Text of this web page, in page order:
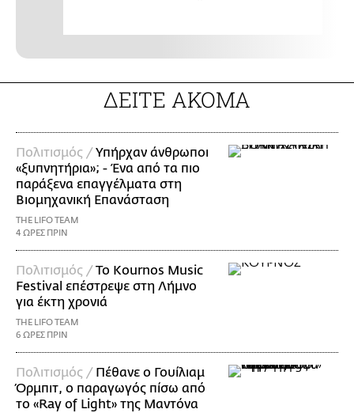
ΔΕΙΤΕ ΑΚΟΜΑ
Πολιτισμός / Υπήρχαν άνθρωποι
«ξυπνητήρια»; - Ένα από τα πιο
παράξενα επαγγέλματα στη
Βιομηχανική Επανάσταση
THE LIFO TEAM
4 ΩΡΕΣ ΠΡΙΝ
Πολιτισμός / Το Kournos Music
Festival επέστρεψε στη Λήμνο
για έκτη χρονιά
THE LIFO TEAM
6 ΩΡΕΣ ΠΡΙΝ
Πολιτισμός / Πέθανε ο Γουίλιαμ
Όρμπιτ, ο παραγωγός πίσω από
το «Ray of Light» της Μαντόνα